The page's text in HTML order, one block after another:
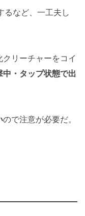
など、一工夫し
リーチャーをコイ
中・タップ状態で出
ので注意が必要だ。